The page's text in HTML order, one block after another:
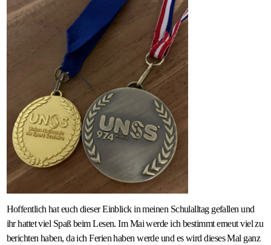
Hoffentlich hat euch dieser Einblick in meinen Schulalltag gefallen und
ihr hattet viel Spaß beim Lesen. Im Mai werde ich bestimmt erneut viel zu
berichten haben, da ich Ferien haben werde und es wird dieses Mal ganz